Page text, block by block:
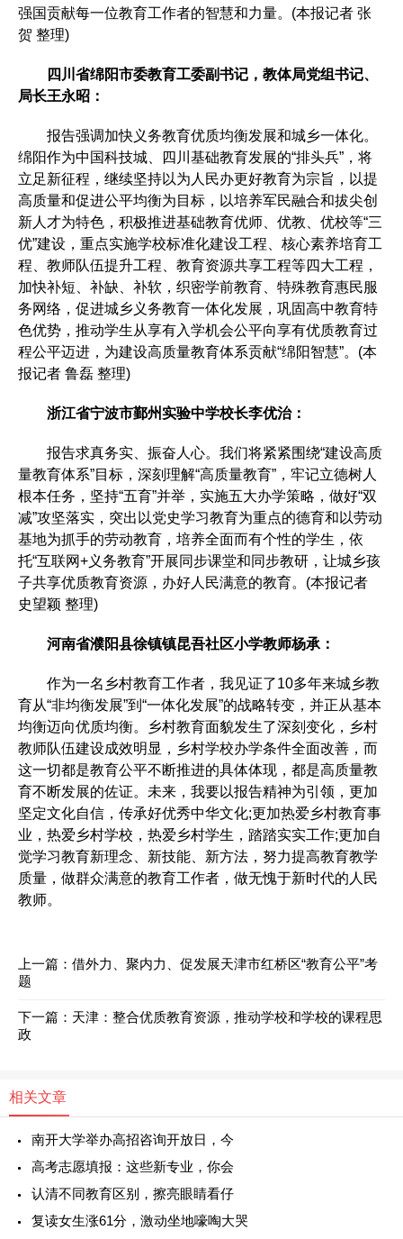
强国贡献每一位教育工作者的智慧和力量。(本报记者 张
贺 整理)
四川省绵阳市委教育工委副书记，教体局党组书记、
局长王永昭：
报告强调加快义务教育优质均衡发展和城乡一体化。
绵阳作为中国科技城、四川基础教育发展的“排头兵”，将
立足新征程，继续坚持以为人民办更好教育为宗旨，以提
高质量和促进公平均衡为目标，以培养军民融合和拔尖创
新人才为特色，积极推进基础教育优师、优教、优校等“三
优”建设，重点实施学校标准化建设工程、核心素养培育工
程、教师队伍提升工程、教育资源共享工程等四大工程，
加快补短、补缺、补软，织密学前教育、特殊教育惠民服
务网络，促进城乡义务教育一体化发展，巩固高中教育特
色优势，推动学生从享有入学机会公平向享有优质教育过
程公平迈进，为建设高质量教育体系贡献“绵阳智慧”。(本
报记者 鲁磊 整理)
浙江省宁波市鄞州实验中学校长李优治：
报告求真务实、振奋人心。我们将紧紧围绕“建设高质
量教育体系”目标，深刻理解“高质量教育”，牢记立德树人
根本任务，坚持“五育”并举，实施五大办学策略，做好“双
减”攻坚落实，突出以党史学习教育为重点的德育和以劳动
基地为抓手的劳动教育，培养全面而有个性的学生，依
托“互联网+义务教育”开展同步课堂和同步教研，让城乡孩
子共享优质教育资源，办好人民满意的教育。(本报记者
史望颖 整理)
河南省濮阳县徐镇镇昆吾社区小学教师杨承：
作为一名乡村教育工作者，我见证了10多年来城乡教
育从“非均衡发展”到“一体化发展”的战略转变，并正从基本
均衡迈向优质均衡。乡村教育面貌发生了深刻变化，乡村
教师队伍建设成效明显，乡村学校办学条件全面改善，而
这一切都是教育公平不断推进的具体体现，都是高质量教
育不断发展的佐证。未来，我要以报告精神为引领，更加
坚定文化自信，传承好优秀中华文化;更加热爱乡村教育事
业，热爱乡村学校，热爱乡村学生，踏踏实实工作;更加自
觉学习教育新理念、新技能、新方法，努力提高教育教学
质量，做群众满意的教育工作者，做无愧于新时代的人民
教师。
上一篇： 借外力、聚内力、促发展天津市红桥区“教育公平”考
题
下一篇： 天津：整合优质教育资源，推动学校和学校的课程思
政
相关文章
南开大学举办高招咨询开放日，今
高考志愿填报：这些新专业，你会
认清不同教育区别，擦亮眼睛看仔
复读女生涨61分，激动坐地嚎啕大哭